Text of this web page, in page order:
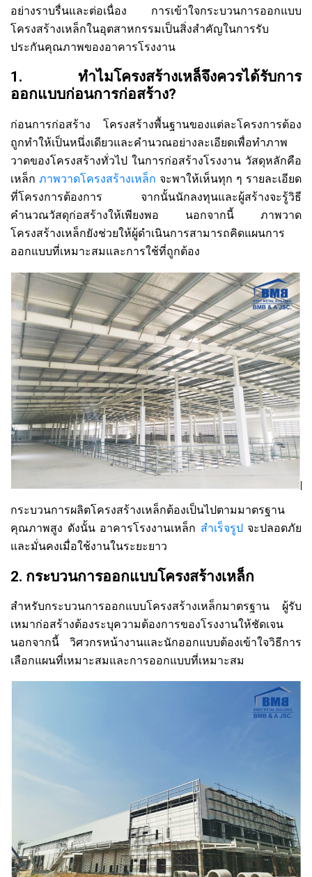
อย่างราบรื่นและต่อเนื่อง การเข้าใจกระบวนการออกแบบ
โครงสร้างเหล็กในอุตสาหกรรมเป็นสิ่งสำคัญในการรับ
ประกันคุณภาพของอาคารโรงงาน
1. ทำไมโครงสร้างเหล็จึงควรได้รับการ
ออกแบบก่อนการก่อสร้าง?
ก่อนการก่อสร้าง โครงสร้างพื้นฐานของแต่ละโครงการต้อง
ถูกทำให้เป็นหนึ่งเดียวและคำนวณอย่างละเอียดเพื่อทำภาพ
วาดของโครงสร้างทั่วไป ในการก่อสร้างโรงงาน วัสดุหลักคือ
เหล็ก ภาพวาดโครงสร้างเหล็ก จะพาให้เห็นทุก ๆ รายละเอียด
ที่โครงการต้องการ จากนั้นนักลงทุนและผู้สร้างจะรู้วิธี
คำนวณวัสดุก่อสร้างให้เพียงพอ นอกจากนี้ ภาพวาด
โครงสร้างเหล็กยังช่วยให้ผู้ดำเนินการสามารถคิดแผนการ
ออกแบบที่เหมาะสมและการใช้ที่ถูกต้อง
กระบวนการผลิตโครงสร้างเหล็กต้องเป็นไปตามมาตรฐาน
คุณภาพสูง ดังนั้น อาคารโรงงานเหล็ก สำเร็จรูป จะปลอดภัย
และมั่นคงเมื่อใช้งานในระยะยาว
2. กระบวนการออกแบบโครงสร้างเหล็ก
สำหรับกระบวนการออกแบบโครงสร้างเหล็กมาตรฐาน ผู้รับ
เหมาก่อสร้างต้องระบุความต้องการของโรงงานให้ชัดเจน
นอกจากนี้ วิศวกรหน้างานและนักออกแบบต้องเข้าใจวิธีการ
เลือกแผนที่เหมาะสมและการออกแบบที่เหมาะสม